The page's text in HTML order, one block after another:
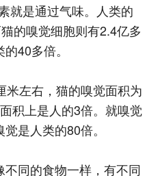
就是通过气味。人类的
的嗅觉细胞则有2.4亿多
40多倍。
米左右，猫的嗅觉面积为
积上是人的3倍。就嗅觉
是人类的80倍。
同的食物一样，有不同